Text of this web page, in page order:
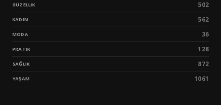
GÜZELLIK 502
KADIN 562
MODA 36
PRATIK 128
SAĞLIK 872
YAŞAM 1061